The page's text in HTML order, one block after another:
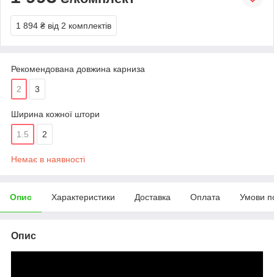
1 894 ₴ від 2 комплектів
Рекомендована довжина карниза
2 3
Ширина кожної штори
1.5 2
Немає в наявності
Опис Характеристики Доставка Оплата Умови
Опис